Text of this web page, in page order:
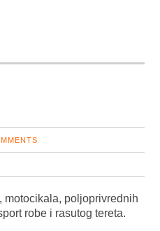
motocikala, poljoprivrednih
robe i rasutog tereta.